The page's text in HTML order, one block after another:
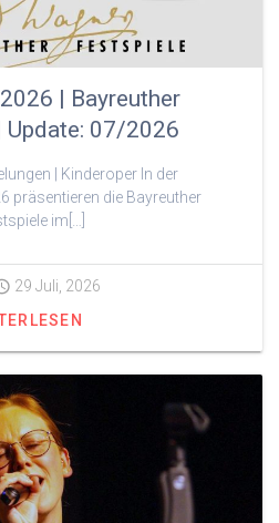
| Bayreuther
Update: 07/2026
| Kinderoper In der
präsentieren die Bayreuther
im[…]
29 Juli, 2026